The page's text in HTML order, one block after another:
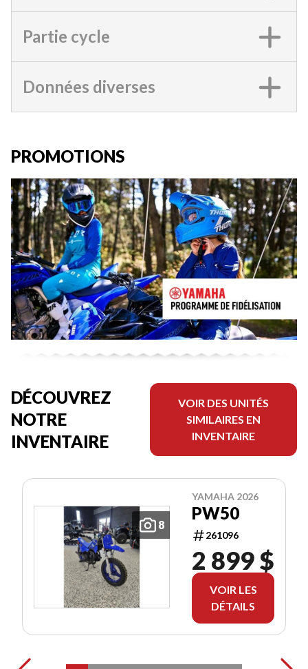
Partie cycle
Données diverses
PROMOTIONS
DÉCOUVREZ
NOTRE
INVENTAIRE
VOIR DES UNITÉS
SIMILAIRES EN
INVENTAIRE
8
YAMAHA 2026
PW50
261096
2 899 $
VOIR LES
DÉTAILS